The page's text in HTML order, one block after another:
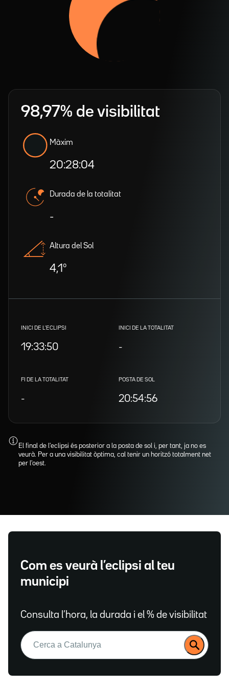
98,97% de visibilitat
Màxim
20:28:04
Durada de la totalitat
-
Altura del Sol
4,1º
INICI DE L'ECLIPSI
19:33:50
INICI DE LA TOTALITAT
-
FI DE LA TOTALITAT
-
POSTA DE SOL
20:54:56
El final de l'eclipsi és posterior a la posta de sol i, per tant, ja no es
veurà. Per a una visibilitat òptima, cal tenir un horitzó totalment net
per l'oest.
Com es veurà l’eclipsi al teu
municipi
Consulta l’hora, la durada i el % de visibilitat
Buscar: